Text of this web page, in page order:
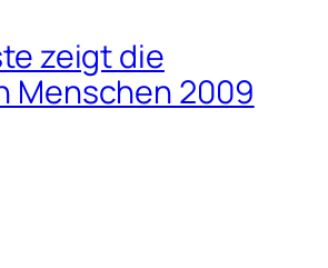
zeigt die
Menschen 2009